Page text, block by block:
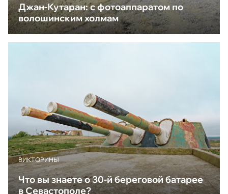
Джан-Кутаран: с фотоаппаратом по
волошинским холмам
ВИКТОРИНЫ
Что вы знаете о 30-й береговой батарее
в Севастополе?